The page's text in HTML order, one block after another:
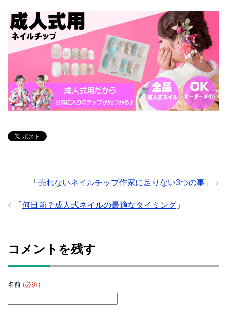
「 売れないネイルチップ作家に足りない3つの事 」
「 何日前？成人式ネイルの最適なタイミング 」
コメントを残す
名前 (必須)